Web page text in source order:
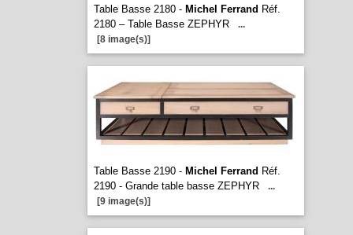
Table Basse 2180 - Michel Ferrand Réf.
2180 – Table Basse ZEPHYR
...
[8 image(s)]
Table Basse 2190 - Michel Ferrand Réf.
2190 - Grande table basse ZEPHYR
...
[9 image(s)]